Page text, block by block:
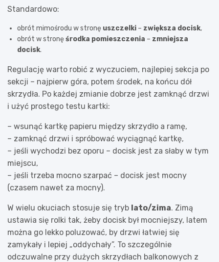
Standardowo:
obrót mimośrodu w stronę uszczelki – zwiększa docisk,
obrót w stronę środka pomieszczenia – zmniejsza
docisk.
Regulację warto robić z wyczuciem, najlepiej sekcja po
sekcji – najpierw góra, potem środek, na końcu dół
skrzydła. Po każdej zmianie dobrze jest zamknąć drzwi
i użyć prostego testu kartki:
– wsunąć kartkę papieru między skrzydło a ramę,
– zamknąć drzwi i spróbować wyciągnąć kartkę,
– jeśli wychodzi bez oporu – docisk jest za słaby w tym
miejscu,
– jeśli trzeba mocno szarpać – docisk jest mocny
(czasem nawet za mocny).
W wielu okuciach stosuje się tryb lato/zima. Zimą
ustawia się rolki tak, żeby docisk był mocniejszy, latem
można go lekko poluzować, by drzwi łatwiej się
zamykały i lepiej „oddychały”. To szczególnie
odczuwalne przy dużych skrzydłach balkonowych z